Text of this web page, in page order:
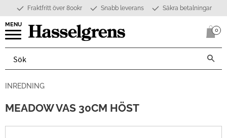
Meny
Fraktfritt över 800kr Snabb leverans Säkra betalningar
0
INREDNING
MEADOW VAS 30CM HÖST